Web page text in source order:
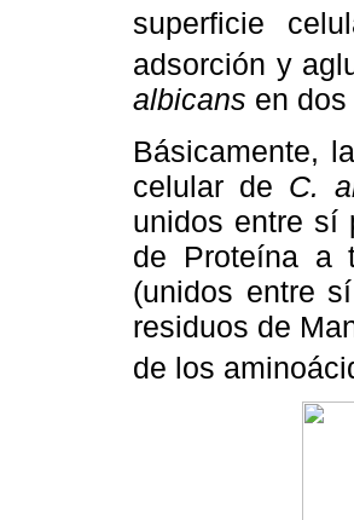
superficie
adsorción y
albicans en
Básicamente,
celular de C.
unidos entre sí
de Proteína a
(unidos entre
residuos de
de los